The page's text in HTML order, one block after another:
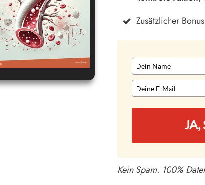
Zusätzlicher
JA,
Kein Spam. 100%